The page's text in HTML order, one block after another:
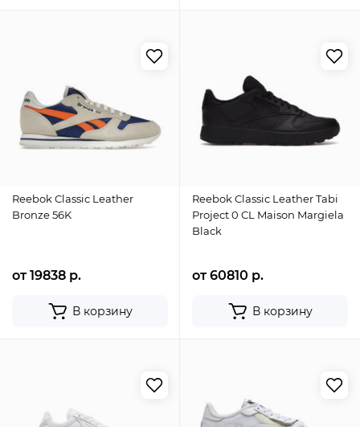
Reebok Classic Leather
Bronze 56K
от 19838 р.
В корзину
Reebok Classic Leather Tabi
Project 0 CL Maison Margiela
Black
от 60810 р.
В корзину